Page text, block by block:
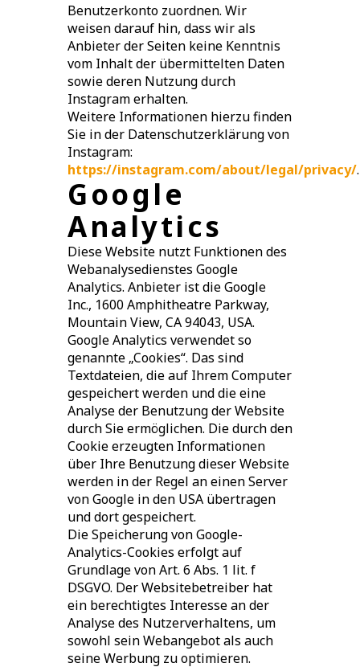
Benutzerkonto zuordnen. Wir
weisen darauf hin, dass wir als
Anbieter der Seiten keine Kenntnis
vom Inhalt der übermittelten Daten
sowie deren Nutzung durch
Instagram erhalten.
Weitere Informationen hierzu finden
Sie in der Datenschutzerklärung von
Instagram:
https://instagram.com/about/legal/privacy/.
Google
Analytics
Diese Website nutzt Funktionen des
Webanalysedienstes Google
Analytics. Anbieter ist die Google
Inc., 1600 Amphitheatre Parkway,
Mountain View, CA 94043, USA.
Google Analytics verwendet so
genannte „Cookies“. Das sind
Textdateien, die auf Ihrem Computer
gespeichert werden und die eine
Analyse der Benutzung der Website
durch Sie ermöglichen. Die durch den
Cookie erzeugten Informationen
über Ihre Benutzung dieser Website
werden in der Regel an einen Server
von Google in den USA übertragen
und dort gespeichert.
Die Speicherung von Google-
Analytics-Cookies erfolgt auf
Grundlage von Art. 6 Abs. 1 lit. f
DSGVO. Der Websitebetreiber hat
ein berechtigtes Interesse an der
Analyse des Nutzerverhaltens, um
sowohl sein Webangebot als auch
seine Werbung zu optimieren.